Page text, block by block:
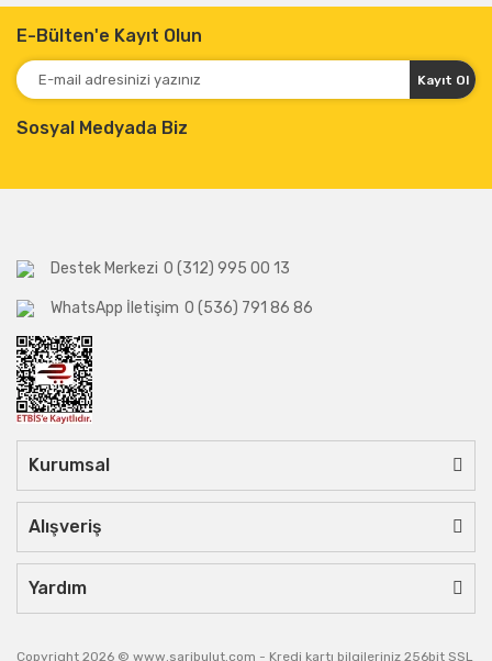
E-Bülten'e Kayıt Olun
Kayıt Ol
Sosyal Medyada Biz
Destek Merkezi 0 (312) 995 00 13
WhatsApp İletişim 0 (536) 791 86 86
Kurumsal
Alışveriş
Yardım
Copyright 2026 © www.saribulut.com - Kredi kartı bilgileriniz 256bit SSL